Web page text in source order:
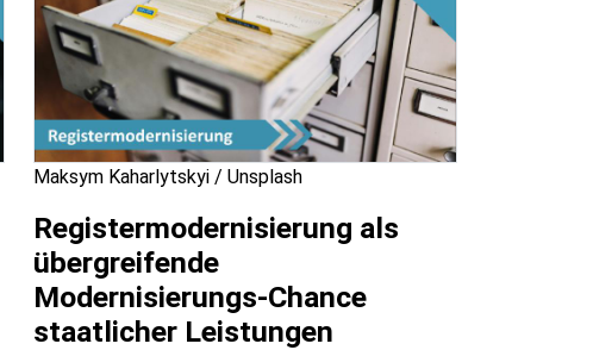
Maksym Kaharlytskyi / Unsplash
Registermodernisierung als
übergreifende
Modernisierungs-Chance
staatlicher Leistungen